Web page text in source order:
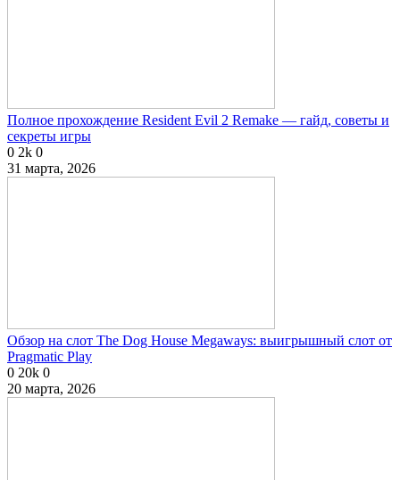
Полное прохождение Resident Evil 2 Remake — гайд, советы и
секреты игры
0 2k 0
31 марта, 2026
Обзор на слот The Dog House Megaways: выигрышный слот от
Pragmatic Play
0 20k 0
20 марта, 2026